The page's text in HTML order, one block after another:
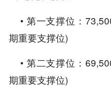
• 第一支撑位：
期重要支撑位)
• 第二支撑位：
期重要支撑位)